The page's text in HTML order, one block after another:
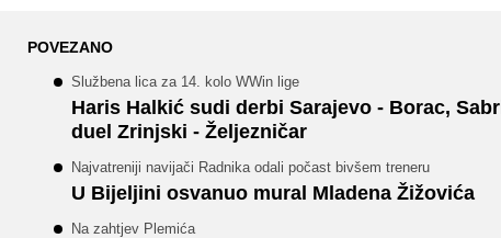
POVEZANO
Službena lica za 14. kolo WWin lige
Haris Halkić sudi derbi Sarajevo - Borac,
duel Zrinjski - Željezničar
Najvatreniji navijači Radnika odali počast bivšem treneru
U Bijeljini osvanuo mural Mladena Žižovića
Na zahtjev Plemića